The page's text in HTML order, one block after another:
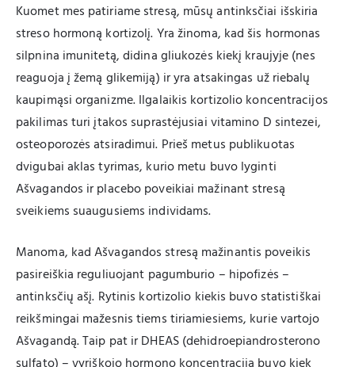
Kuomet mes patiriame stresą, mūsų antinksčiai išskiria
streso hormoną kortizolį. Yra žinoma, kad šis hormonas
silpnina imunitetą, didina gliukozės kiekį kraujyje (nes
reaguoja į žemą glikemiją) ir yra atsakingas už riebalų
kaupimąsi organizme. Ilgalaikis kortizolio koncentracijos
pakilimas turi įtakos suprastėjusiai vitamino D sintezei,
osteoporozės atsiradimui. Prieš metus publikuotas
dvigubai aklas tyrimas, kurio metu buvo lyginti
Ašvagandos ir placebo poveikiai mažinant stresą
sveikiems suaugusiems individams.
Manoma, kad Ašvagandos stresą mažinantis poveikis
pasireiškia reguliuojant pagumburio – hipofizės –
antinksčių ašį. Rytinis kortizolio kiekis buvo statistiškai
reikšmingai mažesnis tiems tiriamiesiems, kurie vartojo
Ašvagandą. Taip pat ir DHEAS (dehidroepiandrosterono